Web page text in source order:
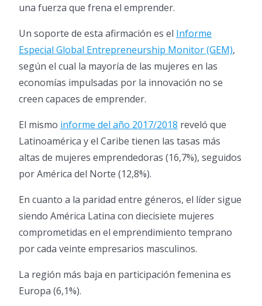
una fuerza que frena el emprender.
Un soporte de esta afirmación es el Informe
Especial Global Entrepreneurship Monitor (GEM),
según el cual la mayoría de las mujeres en las
economías impulsadas por la innovación no se
creen capaces de emprender.
El mismo informe del año 2017/2018 reveló que
Latinoamérica y el Caribe tienen las tasas más
altas de mujeres emprendedoras (16,7%), seguidos
por América del Norte (12,8%).
En cuanto a la paridad entre géneros, el líder sigue
siendo América Latina con diecisiete mujeres
comprometidas en el emprendimiento temprano
por cada veinte empresarios masculinos.
La región más baja en participación femenina es
Europa (6,1%).